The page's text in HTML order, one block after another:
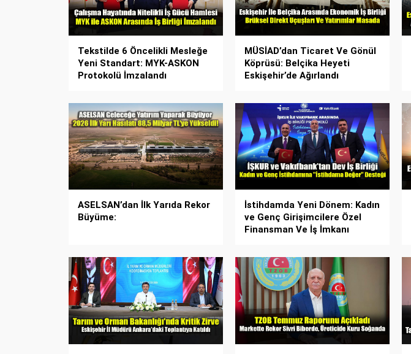
Tekstilde 6 Öncelikli Mesleğe
Yeni Standart: MYK-ASKON
Protokolü İmzalandı
MÜSİAD’dan Ticaret Ve Gönül
Köprüsü: Belçika Heyeti
Eskişehir’de Ağırlandı
ASELSAN’dan İlk Yarıda Rekor
Büyüme:
İstihdamda Yeni Dönem: Kadın
ve Genç Girişimcilere Özel
Finansman Ve İş İmkanı